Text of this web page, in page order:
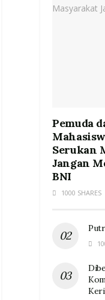
Pemuda
Serukan
Jangan
BNI
1000 SHARES